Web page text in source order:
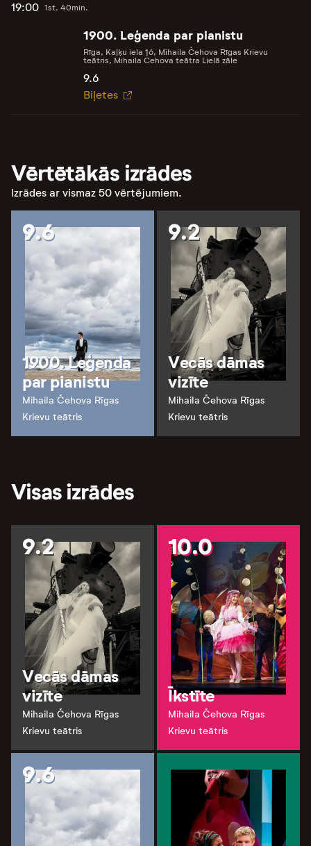
19:00 1st. 40min.
1900. Leģenda par pianistu
Rīga, Kaļķu iela 16, Mihaila Čehova Rīgas Krievu
teātris, Mihaila Čehova teātra Lielā zāle
9.6
Biļetes
Vērtētākās izrādes
Izrādes ar vismaz 50 vērtējumiem.
9.6
1900. Leģenda
par pianistu
Mihaila Čehova Rīgas
Krievu teātris
9.2
Vecās dāmas
vizīte
Mihaila Čehova Rīgas
Krievu teātris
Visas izrādes
9.2
Vecās dāmas
vizīte
Mihaila Čehova Rīgas
Krievu teātris
10.0
Īkstīte
Mihaila Čehova Rīgas
Krievu teātris
9.6